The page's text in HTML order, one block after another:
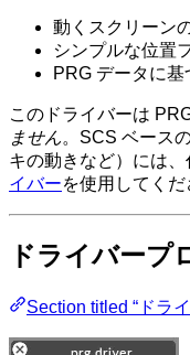
動くスクリーン
シンプルな位置
PRG データに
このドライバーは
ません。SCS ベース
キの動きなど）には、
イバーを使用してくだ
ドライバープ
Section titled “ドラ